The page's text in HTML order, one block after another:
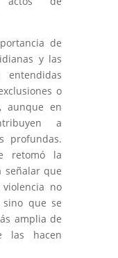
de
y las
entendidas
o
aunque en
a
profundas.
retomó la
señalar que
no
sino que se
amplia de
las hacen